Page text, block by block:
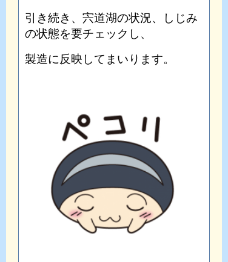
引き続き、宍道湖の状況、しじみ
の状態を要チェックし、
製造に反映してまいります。